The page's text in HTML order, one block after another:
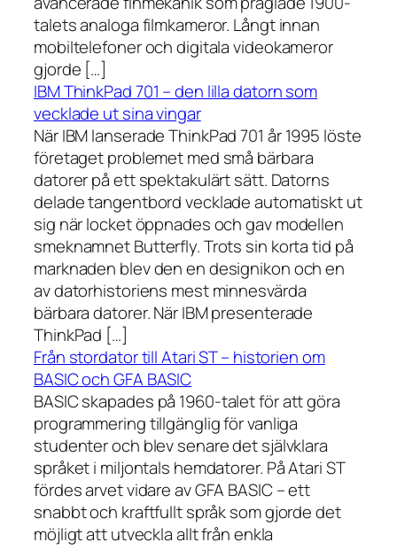
talets analoga filmkameror. Långt innan
mobiltelefoner och digitala videokameror
gjorde […]
IBM ThinkPad 701 – den lilla datorn som
vecklade ut sina vingar
När IBM lanserade ThinkPad 701 år 1995 löste
företaget problemet med små bärbara
datorer på ett spektakulärt sätt. Datorns
delade tangentbord vecklade automatiskt ut
sig när locket öppnades och gav modellen
smeknamnet Butterfly. Trots sin korta tid på
marknaden blev den en designikon och en
av datorhistoriens mest minnesvärda
bärbara datorer. När IBM presenterade
ThinkPad […]
Från stordator till Atari ST – historien om
BASIC och GFA BASIC
BASIC skapades på 1960-talet för att göra
programmering tillgänglig för vanliga
studenter och blev senare det självklara
språket i miljontals hemdatorer. På Atari ST
fördes arvet vidare av GFA BASIC – ett
snabbt och kraftfullt språk som gjorde det
möjligt att utveckla allt från enkla